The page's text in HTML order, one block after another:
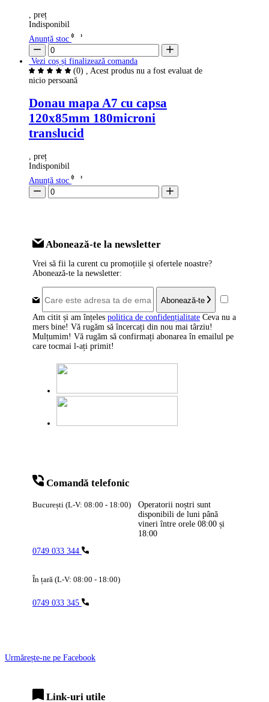
, preț
Indisponibil
Anunță stoc
Vezi coș și finalizează comanda
(0)
, Acest produs nu a fost evaluat de
nicio persoană
Donau mapa A7 cu capsa
120x85mm 180microni
translucid
, preț
Indisponibil
Anunță stoc
Comandă telefonic
București (L-V: 08:00 - 18:00)
Operatorii noștri sunt
disponibili de luni până
vineri între orele 08:00 și
18:00
0749 033 344
În țară (L-V: 08:00 - 18:00)
0749 033 345
Urmărește-ne pe Facebook
Link-uri utile
Abonează-te la newsletter
Vrei să fii la curent cu promoțiile și ofertele noastre?
Abonează-te la newsletter:
Abonează-te
Am citit și am înțeles politica de confidențialitate Ceva nu a
mers bine! Vă rugăm să încercați din nou mai târziu!
Mulțumim! Vă rugăm să confirmați abonarea în emailul pe
care tocmai l-ați primit!